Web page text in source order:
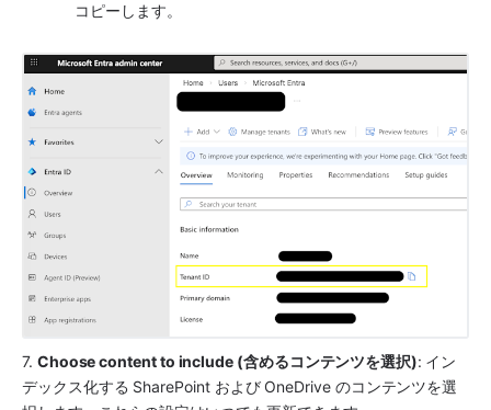
コピーします。
7. Choose content to include (含めるコンテンツを選択): イン
デックス化する SharePoint および OneDrive のコンテンツを選